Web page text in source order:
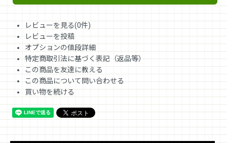
レビューを見る(0件)
レビューを投稿
オプションの値段詳細
特定商取引法に基づく表記（返品等）
この商品を友達に教える
この商品について問い合わせる
買い物を続ける